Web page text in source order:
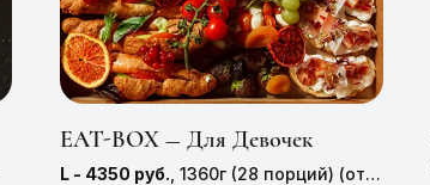
EAT-BOX — Для Девочек
L - 4350 руб. , 1360г (28 порций) (от 4